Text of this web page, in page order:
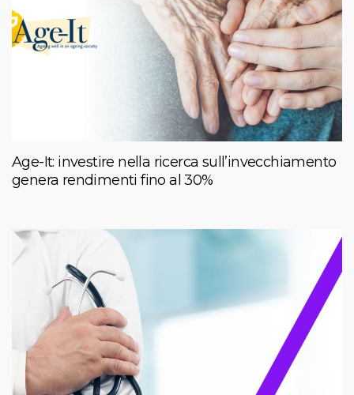
Age-It: investire nella ricerca sull’invecchiamento
genera rendimenti fino al 30%